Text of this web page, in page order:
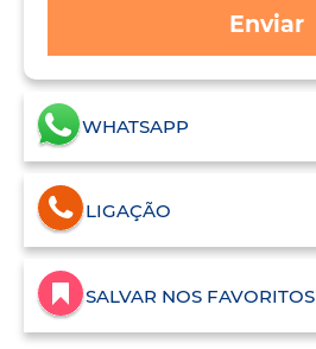
Enviar
WHATSAPP
LIGAÇÃO
SALVAR NOS FAVORITOS